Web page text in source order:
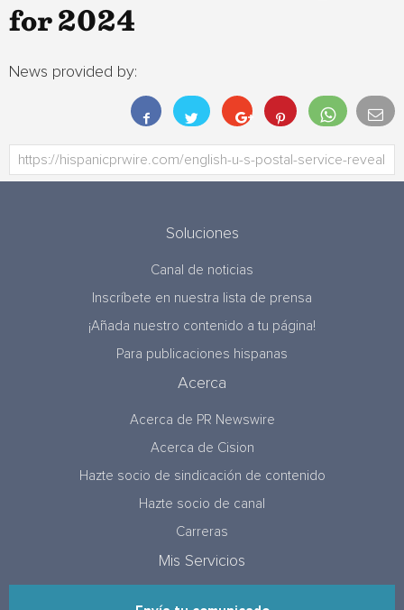
for 2024
News provided by:
Soluciones
Canal de noticias
Inscríbete en nuestra lista de prensa
¡Añada nuestro contenido a tu página!
Para publicaciones hispanas
Acerca
Acerca de PR Newswire
Acerca de Cision
Hazte socio de sindicación de contenido
Hazte socio de canal
Carreras
Mis Servicios